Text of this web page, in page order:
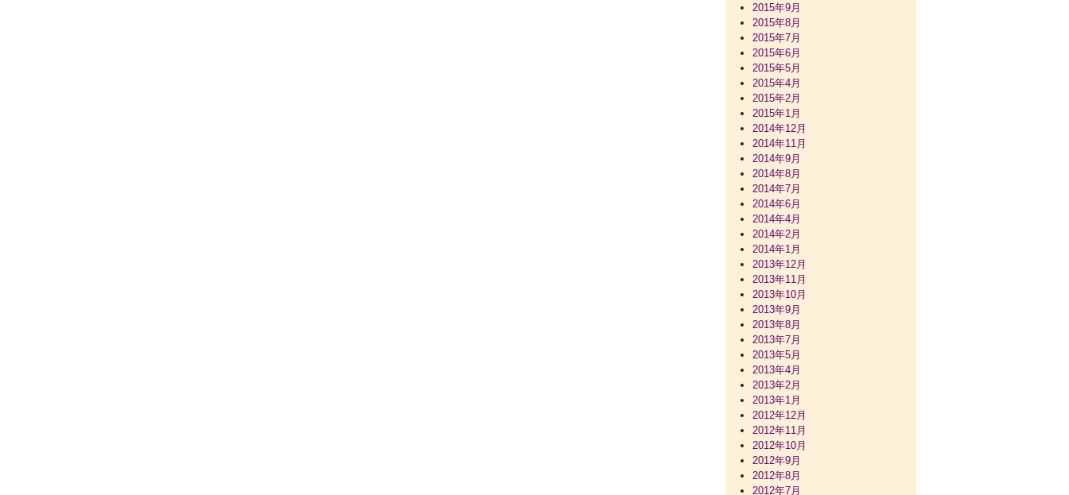
2015年9月
2015年8月
2015年7月
2015年6月
2015年5月
2015年4月
2015年2月
2015年1月
2014年12月
2014年11月
2014年9月
2014年8月
2014年7月
2014年6月
2014年4月
2014年2月
2014年1月
2013年12月
2013年11月
2013年10月
2013年9月
2013年8月
2013年7月
2013年5月
2013年4月
2013年2月
2013年1月
2012年12月
2012年11月
2012年10月
2012年9月
2012年8月
2012年7月